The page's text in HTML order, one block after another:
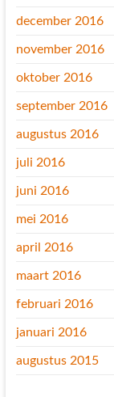
december 2016
november 2016
oktober 2016
september 2016
augustus 2016
juli 2016
juni 2016
mei 2016
april 2016
maart 2016
februari 2016
januari 2016
augustus 2015